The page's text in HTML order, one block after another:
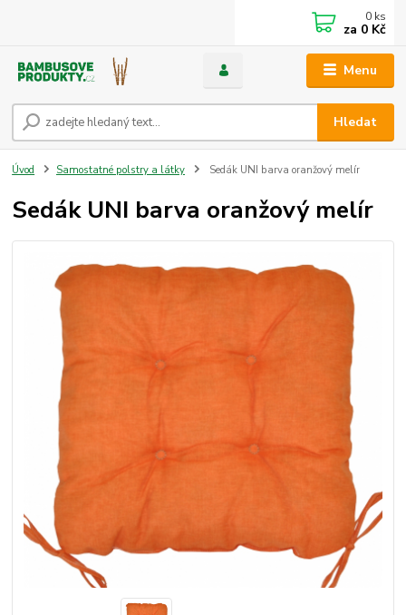
Menu
Hledat
0 ks
za 0 Kč
Úvod Samostatné polstry a látky Sedák UNI barva oranžový melír
Sedák UNI barva oranžový melír